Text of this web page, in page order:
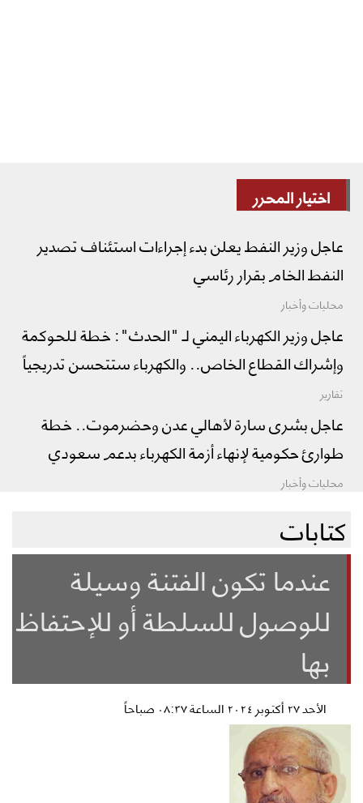
اختيار المحرر
عاجل وزير النفط يعلن بدء إجراءات استئناف تصدير
النفط الخام بقرار رئاسي
محليات وأخبار
عاجل وزير الكهرباء اليمني لـ "الحدث": خطة للحوكمة
وإشراك القطاع الخاص.. والكهرباء ستتحسن تدريجياً
تقارير
عاجل بشرى سارة لأهالي عدن وحضرموت.. خطة
طوارئ حكومية لإنهاء أزمة الكهرباء بدعم سعودي
محليات وأخبار
كتابات
عندما تكون الفتنة وسيلة
للوصول للسلطة أو للإحتفاظ
بها
الأحد ٢٧ أكتوبر ٢٠٢٤ الساعة ٠٨:٣٧ صباحاً